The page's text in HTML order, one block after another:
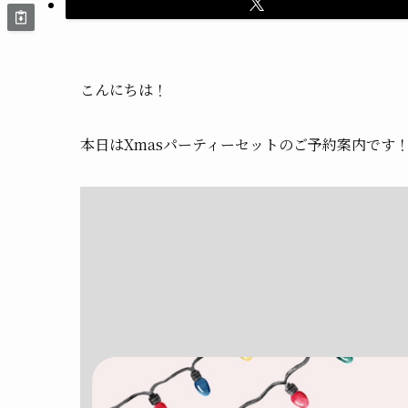
こんにちは！
本日はXmasパーティーセットのご予約案内です